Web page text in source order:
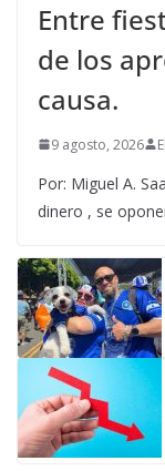
Entre
de los
causa.
9 agosto, 2026
Por: Miguel A.
dinero , se